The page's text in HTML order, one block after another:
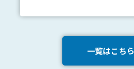
一覧はこちら